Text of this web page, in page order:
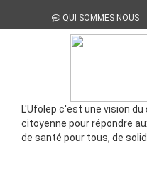
QUI SOMMES NOUS
L'Ufolep c'est une vision
citoyenne pour répondre
de santé pour tous, de